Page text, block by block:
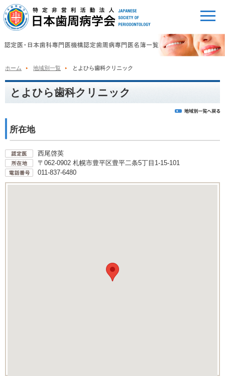
ホーム 地域別一覧 とよひら歯科クリニック
とよひら歯科クリニック
所在地
西尾啓英
〒062-0902 札幌市豊平区豊平二条5丁目1-15-101
011-837-6480